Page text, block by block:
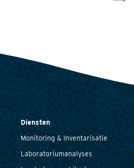
Diensten
Monitoring & Inventarisatie
Laboratoriumanalyses